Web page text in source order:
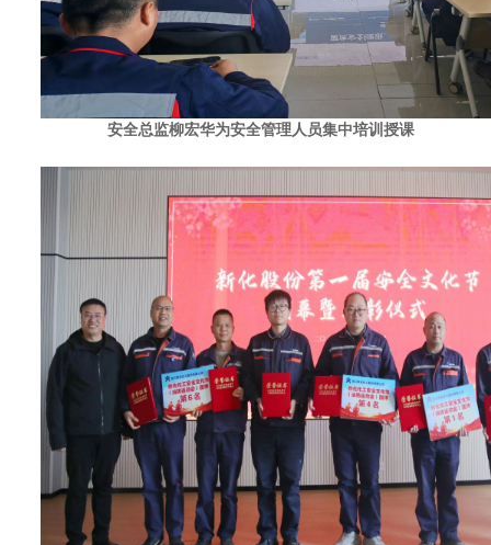
安全总监柳宏华为安全管理人员集中培训授课